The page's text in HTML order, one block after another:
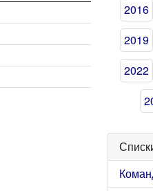
2016
2019
2022